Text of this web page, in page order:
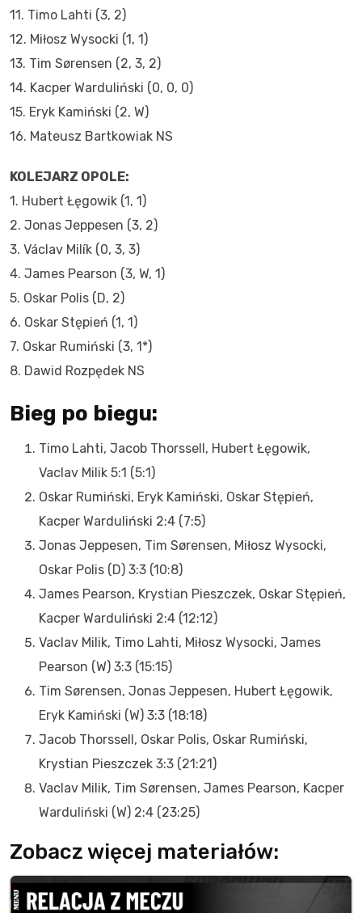
11. Timo Lahti (3, 2)
12. Miłosz Wysocki (1, 1)
13. Tim Sørensen (2, 3, 2)
14. Kacper Warduliński (0, 0, 0)
15. Eryk Kamiński (2, W)
16. Mateusz Bartkowiak NS
KOLEJARZ OPOLE:
1. Hubert Łęgowik (1, 1)
2. Jonas Jeppesen (3, 2)
3. Václav Milík (0, 3, 3)
4. James Pearson (3, W, 1)
5. Oskar Polis (D, 2)
6. Oskar Stępień (1, 1)
7. Oskar Rumiński (3, 1*)
8. Dawid Rozpędek NS
Bieg po biegu:
Timo Lahti, Jacob Thorssell, Hubert Łęgowik,
Vaclav Milik 5:1 (5:1)
Oskar Rumiński, Eryk Kamiński, Oskar Stępień,
Kacper Warduliński 2:4 (7:5)
Jonas Jeppesen, Tim Sørensen, Miłosz Wysocki,
Oskar Polis (D) 3:3 (10:8)
James Pearson, Krystian Pieszczek, Oskar Stępień,
Kacper Warduliński 2:4 (12:12)
Vaclav Milik, Timo Lahti, Miłosz Wysocki, James
Pearson (W) 3:3 (15:15)
Tim Sørensen, Jonas Jeppesen, Hubert Łęgowik,
Eryk Kamiński (W) 3:3 (18:18)
Jacob Thorssell, Oskar Polis, Oskar Rumiński,
Krystian Pieszczek 3:3 (21:21)
Vaclav Milik, Tim Sørensen, James Pearson, Kacper
Warduliński (W) 2:4 (23:25)
Zobacz więcej materiałów: